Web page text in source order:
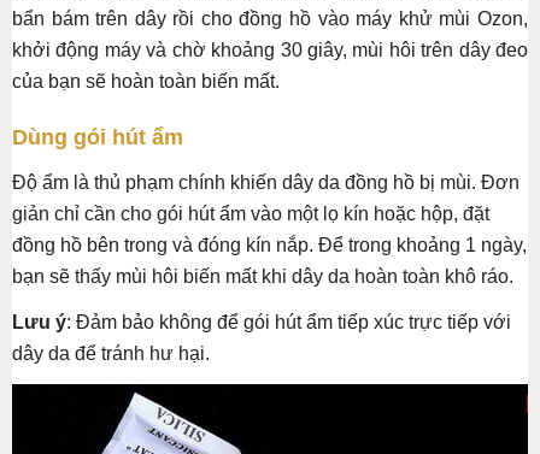
bẩn bám trên dây rồi cho đồng hồ vào máy khử mùi Ozon,
khởi động máy và chờ khoảng 30 giây, mùi hôi trên dây đeo
của bạn sẽ hoàn toàn biến mất.
Dùng gói hút ẩm
Độ ẩm là thủ phạm chính khiến dây da đồng hồ bị mùi. Đơn
giản chỉ cần cho gói hút ẩm vào một lọ kín hoặc hộp, đặt
đồng hồ bên trong và đóng kín nắp. Để trong khoảng 1 ngày,
bạn sẽ thấy mùi hôi biến mất khi dây da hoàn toàn khô ráo.
Lưu ý: Đảm bảo không để gói hút ẩm tiếp xúc trực tiếp với
dây da để tránh hư hại.